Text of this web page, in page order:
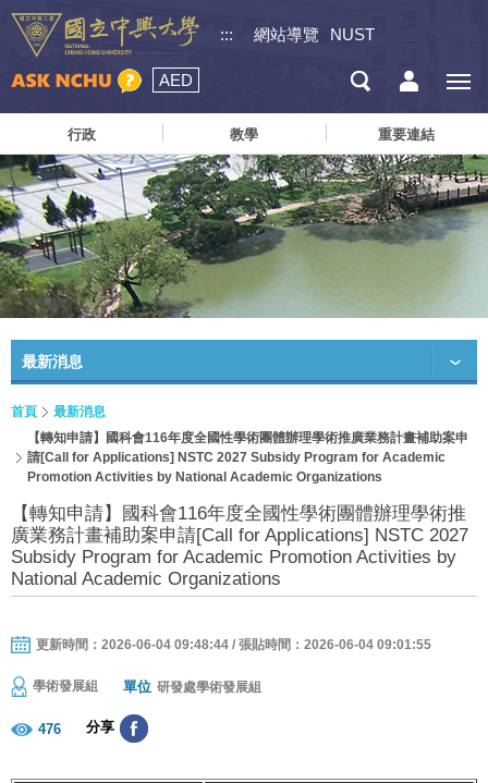
::: 網站導覽 NUST
AED
行政 教學 重要連結
最新消息
首頁
最新消息
【轉知申請】國科會116年度全國性學術團體辦理學術推廣業務計畫補助案申
請[Call for Applications] NSTC 2027 Subsidy Program for Academic
Promotion Activities by National Academic Organizations
【轉知申請】國科會116年度全國性學術團體辦理學術推
廣業務計畫補助案申請[Call for Applications] NSTC 2027
Subsidy Program for Academic Promotion Activities by
National Academic Organizations
更新時間：2026-06-04 09:48:44 / 張貼時間：2026-06-04 09:01:55
學術發展組 單位 研發處學術發展組
476 分享